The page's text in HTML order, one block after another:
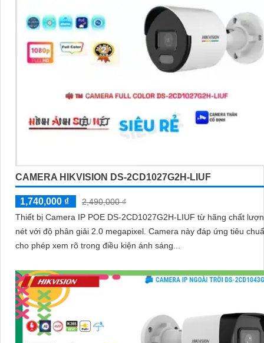
CAMERA HIKVISION DS-2CD1027G2H-LIUF
1,740,000 ₫
2,490,000 ₫
Thiết bị Camera IP POE DS-2CD1027G2H-LIUF từ hãng chất
nét với độ phân giải 2.0 megapixel. Camera này đáp ứng tiêu chuẩn cao,
cho phép xem rõ trong điều kiện ánh sáng...